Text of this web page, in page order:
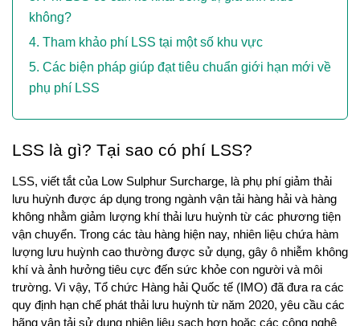
không?
Tham khảo phí LSS tại một số khu vực
Các biện pháp giúp đạt tiêu chuẩn giới hạn mới về
phụ phí LSS
LSS là gì? Tại sao có phí LSS?
LSS, viết tắt của Low Sulphur Surcharge, là phụ phí giảm thải
lưu huỳnh được áp dụng trong ngành vận tải hàng hải và hàng
không nhằm giảm lượng khí thải lưu huỳnh từ các phương tiện
vận chuyển. Trong các tàu hàng hiện nay, nhiên liệu chứa hàm
lượng lưu huỳnh cao thường được sử dụng, gây ô nhiễm không
khí và ảnh hưởng tiêu cực đến sức khỏe con người và môi
trường. Vì vậy, Tổ chức Hàng hải Quốc tế (IMO) đã đưa ra các
quy định hạn chế phát thải lưu huỳnh từ năm 2020, yêu cầu các
hãng vận tải sử dụng nhiên liệu sạch hơn hoặc các công nghệ